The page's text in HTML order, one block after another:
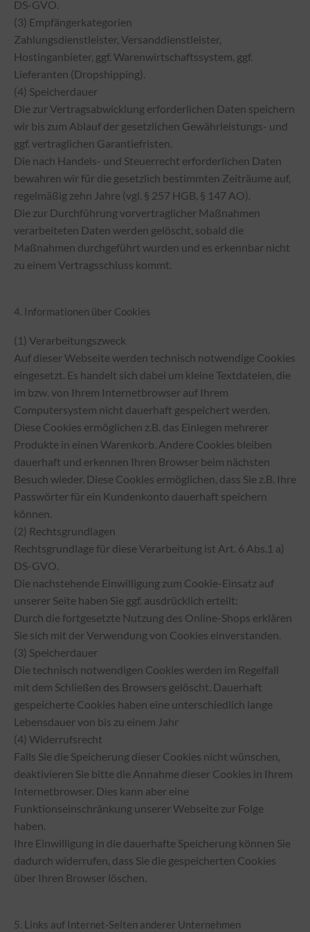
DS-GVO.
(3) Empfängerkategorien
Zahlungsdienstleister, Versanddienstleister,
Hostinganbieter, ggf. Warenwirtschaftssystem, ggf.
Lieferanten (Dropshipping).
(4) Speicherdauer
Die zur Vertragsabwicklung erforderlichen Daten speichern
wir bis zum Ablauf der gesetzlichen Gewährleistungs- und
ggf. vertraglichen Garantiefristen.
Die nach Handels- und Steuerrecht erforderlichen Daten
bewahren wir für die gesetzlich bestimmten Zeiträume auf,
regelmäßig zehn Jahre (vgl. § 257 HGB, § 147 AO).
Die zur Durchführung vorvertraglicher Maßnahmen
verarbeiteten Daten werden gelöscht, sobald die
Maßnahmen durchgeführt wurden und es erkennbar nicht
zu einem Vertragsschluss kommt.
4. Informationen über Cookies
(1) Verarbeitungszweck
Auf dieser Webseite werden technisch notwendige Cookies
eingesetzt. Es handelt sich dabei um kleine Textdateien, die
im bzw. von Ihrem Internetbrowser auf Ihrem
Computersystem nicht dauerhaft gespeichert werden.
Diese Cookies ermöglichen z.B. das Einlegen mehrerer
Produkte in einen Warenkorb. Andere Cookies bleiben
dauerhaft und erkennen Ihren Browser beim nächsten
Besuch wieder. Diese Cookies ermöglichen, dass Sie z.B. Ihre
Passwörter für ein Kundenkonto dauerhaft speichern
können.
(2) Rechtsgrundlagen
Rechtsgrundlage für diese Verarbeitung ist Art. 6 Abs.1 a)
DS-GVO.
Die nachstehende Einwilligung zum Cookie-Einsatz auf
unserer Seite haben Sie ggf. ausdrücklich erteilt:
Durch die fortgesetzte Nutzung des Online-Shops erklären
Sie sich mit der Verwendung von Cookies einverstanden.
(3) Speicherdauer
Die technisch notwendigen Cookies werden im Regelfall
mit dem Schließen des Browsers gelöscht. Dauerhaft
gespeicherte Cookies haben eine unterschiedlich lange
Lebensdauer von bis zu einem Jahr
(4) Widerrufsrecht
Falls Sie die Speicherung dieser Cookies nicht wünschen,
deaktivieren Sie bitte die Annahme dieser Cookies in Ihrem
Internetbrowser. Dies kann aber eine
Funktionseinschränkung unserer Webseite zur Folge
haben.
Ihre Einwilligung in die dauerhafte Speicherung können Sie
dadurch widerrufen, dass Sie die gespeicherten Cookies
über Ihren Browser löschen.
5. Links auf Internet-Seiten anderer Unternehmen